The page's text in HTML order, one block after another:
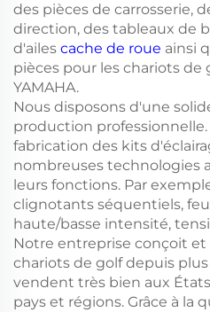
des pièces de carrosserie,
direction, des tableaux de
d'ailes cache de roue ainsi
pièces pour les chariots de
YAMAHA.
Nous disposons d'une
production
fabrication des kits
nombreuses technologies
leurs fonctions. Par
clignotants séquentiels,
haute/basse intensité,
Notre entreprise conçoit
chariots de golf depuis plus
vendent très bien aux
pays et régions. Grâce à la